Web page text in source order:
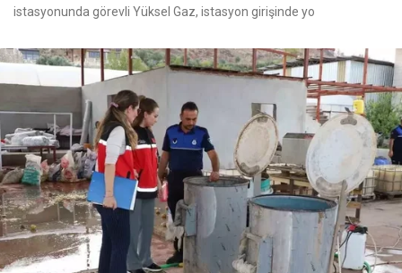
istasyonunda görevli Yüksel Gaz, istasyon girişinde yo